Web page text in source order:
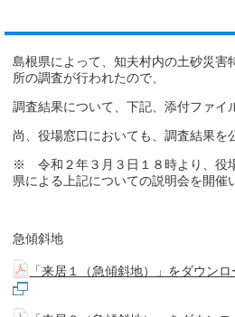
島根県によって、知夫村内の土砂災害
所の調査が行われたので、
調査結果について、下記、添付ファイ
尚、役場窓口においても、調査結果を
※ 令和２年３月３日１８時より、役
県による上記についての説明会を開催
急傾斜地
「来居１（急傾斜地）」をダウン